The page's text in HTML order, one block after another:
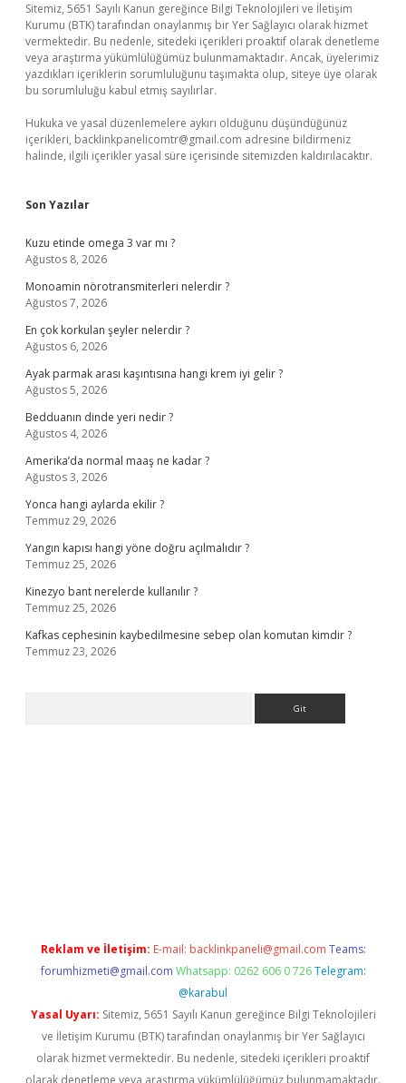
Sitemiz, 5651 Sayılı Kanun gereğince Bilgi Teknolojileri ve İletişim
Kurumu (BTK) tarafından onaylanmış bir Yer Sağlayıcı olarak hizmet
vermektedir. Bu nedenle, sitedeki içerikleri proaktif olarak denetleme
veya araştırma yükümlülüğümüz bulunmamaktadır. Ancak, üyelerimiz
yazdıkları içeriklerin sorumluluğunu taşımakta olup, siteye üye olarak
bu sorumluluğu kabul etmiş sayılırlar.
Hukuka ve yasal düzenlemelere aykırı olduğunu düşündüğünüz
içerikleri, backlinkpanelicomtr@gmail.com adresine bildirmeniz
halinde, ilgili içerikler yasal süre içerisinde sitemizden kaldırılacaktır.
Son Yazılar
Kuzu etinde omega 3 var mı ?
Ağustos 8, 2026
Monoamin nörotransmiterleri nelerdir ?
Ağustos 7, 2026
En çok korkulan şeyler nelerdir ?
Ağustos 6, 2026
Ayak parmak arası kaşıntısına hangi krem iyi gelir ?
Ağustos 5, 2026
Bedduanın dinde yeri nedir ?
Ağustos 4, 2026
Amerika’da normal maaş ne kadar ?
Ağustos 3, 2026
Yonca hangi aylarda ekilir ?
Temmuz 29, 2026
Yangın kapısı hangi yöne doğru açılmalıdır ?
Temmuz 25, 2026
Kinezyo bant nerelerde kullanılır ?
Temmuz 25, 2026
Kafkas cephesinin kaybedilmesine sebep olan komutan kimdir ?
Temmuz 23, 2026
Reklam ve İletişim: E-mail: backlinkpaneli@gmail.com Teams:
forumhizmeti@gmail.com Whatsapp: 0262 606 0 726 Telegram:
@karabul
Yasal Uyarı: Sitemiz, 5651 Sayılı Kanun gereğince Bilgi Teknolojileri
ve İletişim Kurumu (BTK) tarafından onaylanmış bir Yer Sağlayıcı
olarak hizmet vermektedir. Bu nedenle, sitedeki içerikleri proaktif
olarak denetleme veya araştırma yükümlülüğümüz bulunmamaktadır.